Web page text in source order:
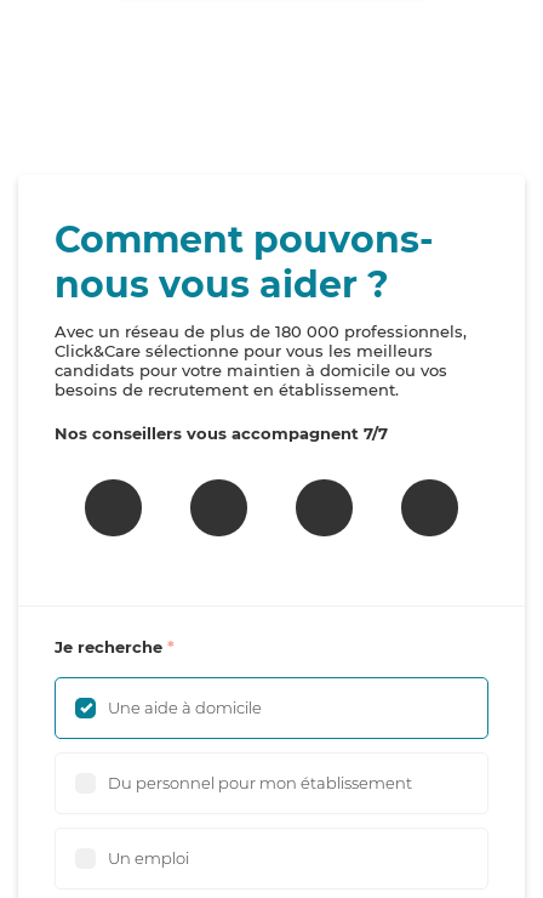
Comment pouvons-
nous vous aider ?
Avec un réseau de plus de 180 000 professionnels,
Click&Care sélectionne pour vous les meilleurs
candidats pour votre maintien à domicile ou vos
besoins de recrutement en établissement.
Nos conseillers vous accompagnent 7/7
Je recherche
Une aide à domicile
Du personnel pour mon établissement
Un emploi